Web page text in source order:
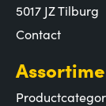
5017 JZ Tilburg
Contact